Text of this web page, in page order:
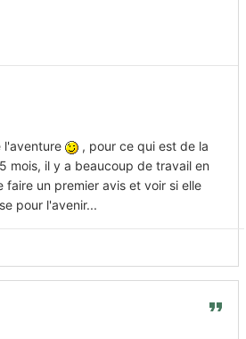
l'aventure
, pour ce qui est de la
mois, il y a beaucoup de travail en
un premier avis et voir si elle
pour l'avenir...